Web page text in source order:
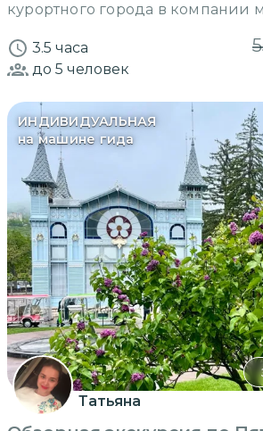
курортного города в компании
3.5 часа
до 5 человек
ИНДИВИДУАЛЬНАЯ
на машине гида
Татьяна